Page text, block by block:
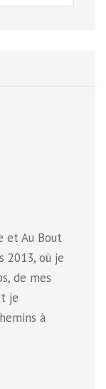
et Au Bout
2013, où je
de mes
je
à